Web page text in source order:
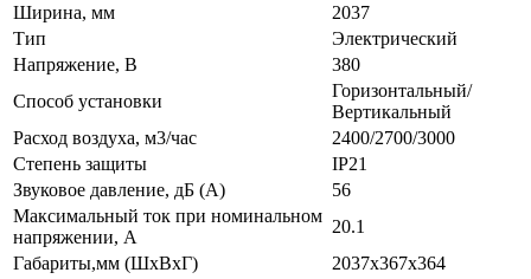
Ширина, мм
2037
Тип
Электрический
Напряжение, В
380
Способ установки
Горизонтальный/
Вертикальный
Расход воздуха, м3/час
2400/2700/3000
Степень защиты
IP21
Звуковое давление, дБ (A)
56
Максимальный ток при номинальном
напряжении, А
20.1
Габариты,мм (ШхВхГ)
2037х367х364